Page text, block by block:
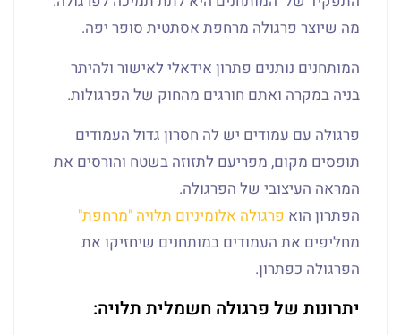
מה שיוצר פרגולה מרחפת אסתטית סופר יפה.
המותחנים נותנים פתרון אידאלי לאישור ולהיתר
בניה במקרה ואתם חורגים מהחוק של הפרגולות.
פרגולה עם עמודים יש לה חסרון גדול העמודים
תופסים מקום, מפריעם לתזוזה בשטח והורסים את
המראה העיצובי של הפרגולה.
הפתרון הוא פרגולה אלומיניום תלויה "מרחפת"
מחליפים את העמודים במותחנים שיחזיקו את
הפרגולה כפתרון.
יתרונות של פרגולה חשמלית תלויה: